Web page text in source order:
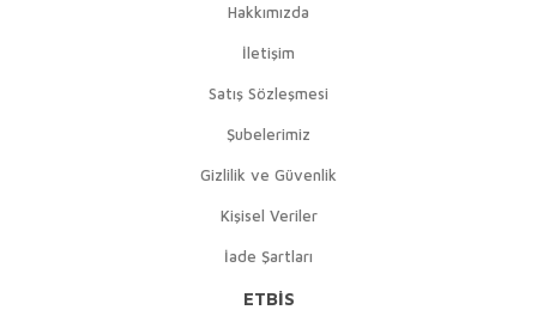
Hakkımızda
İletişim
Satış Sözleşmesi
Şubelerimiz
Gizlilik ve Güvenlik
Kişisel Veriler
İade Şartları
ETBİS